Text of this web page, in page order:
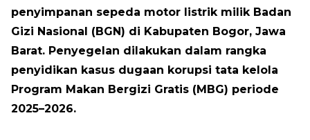
penyimpanan sepeda motor listrik milik Badan
Gizi Nasional (BGN) di Kabupaten Bogor, Jawa
Barat. Penyegelan dilakukan dalam rangka
penyidikan kasus dugaan korupsi tata kelola
Program Makan Bergizi Gratis (MBG) periode
2025–2026.